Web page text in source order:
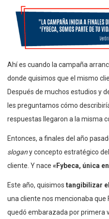
Ahí es cuando la campaña
donde quisimos que el mismo
Después de muchos estudios y
les preguntamos cómo
respuestas llegaron a la misma
Entonces, a finales del año
slogany concepto estratégico
cliente. Y nace «Fybeca, única
Este año, quisimos tangibilizar
una cliente nos mencionaba que
quedó embarazada por primera